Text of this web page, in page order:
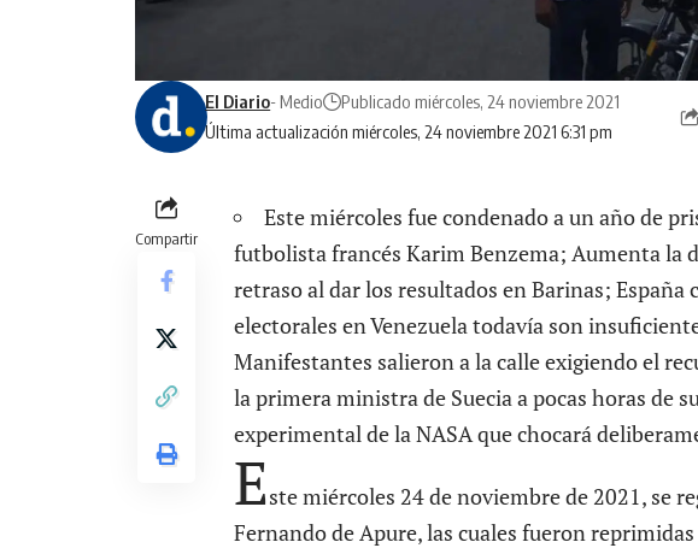
Última actualización miércoles, 24 noviembre 2021 6:31 pm
El Diario- Medio Publicado miércoles, 24 noviembre 2021
Compartir
Este miércoles fue condenado a un año de
futbolista francés Karim Benzema; Aumenta la
retraso al dar los resultados en Barinas; España
electorales en Venezuela todavía son
Manifestantes salieron a la calle exigiendo el
la primera ministra de Suecia a pocas horas de
experimental de la NASA que chocará
Este miércoles 24 de noviembre de 2021, se
Fernando de Apure, las cuales fueron